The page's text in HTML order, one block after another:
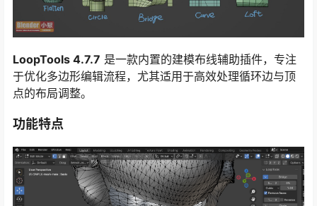
LoopTools 4.7.7 是一款内置的建模布线辅助插件，专注
于优化多边形编辑流程，尤其适用于高效处理循环边与顶
点的布局调整。
功能特点